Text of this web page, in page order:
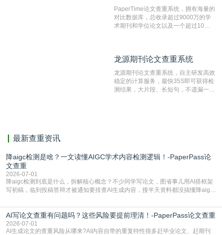
PaperTime论文查重系统，拥有海量的
对比数据库，总收录超过9000万的学
术期刊和学位论文以及一个超过10亿
对，利用指纹索引快速而精准地在云检
有相似的片段，该项技术检测速度快、
准确率高，市场反映良好。
龙源期刊论文查重系统
龙源期刊论文查重系统，自主研发高效
稳定的计算服务，最快35S即可获得检
测结果，大片段、长短句，不遗漏一处
最新查重资讯
降aigc检测是啥？一文读懂AIGC学术内容检测逻辑！-PaperPass论
文查重
2026-07-01
降aigc检测到底是什么，拆解核心概念？不少同学写论文，图省事儿用AI搭框架
写初稿，临到投稿答辩才被通知要排查AI生成内容，搜半天资料都没搞懂降aigc
怕是已经入行的科研人员，不少人也搞不清降aigc检测是啥，对相关要求摸不
准。其实，降aigc检测是伴随AIGC工具在学术领域普及诞生的新需求，核心是为
了满足现在高校、期刊对AI生
AI写论文查重有问题吗？这些风险要提前理清！-PaperPass论文查重
2026-07-01
AI生成论文的查重风险从哪来?AI内容自带的重复特性很多赶毕业论文、赶期刊